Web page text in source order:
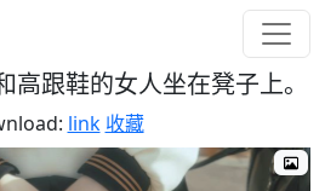
跟鞋的女人坐在凳子上。
link 收藏